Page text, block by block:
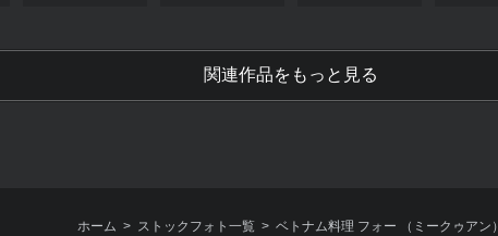
関連作品をもっと見る
ホーム > ストックフォト一覧 > ベトナム料理 フォー （ミークゥアン）